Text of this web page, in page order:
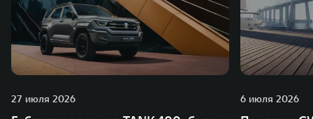
27 июля 2026 6 июля 2026